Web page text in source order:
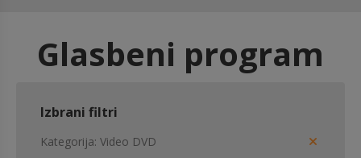
Glasbeni program
Izbrani filtri
Kategorija Video DVD